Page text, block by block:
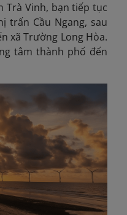
Trà Vinh, bạn tiếp tục
trấn Cầu Ngang, sau
xã Trường Long Hòa.
tâm thành phố đến